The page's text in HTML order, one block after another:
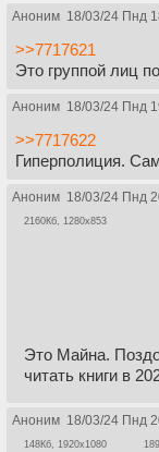
Аноним 18/03/24 Пнд
>>7717621
Это группой лиц
Аноним 18/03/24 Пнд
>>7717622
Гиперполиция.
Аноним 18/03/24 Пнд
2160Кб, 1280x853
Это Майна.
читать книги в
Аноним 18/03/24 Пнд
148Кб, 1920x1080